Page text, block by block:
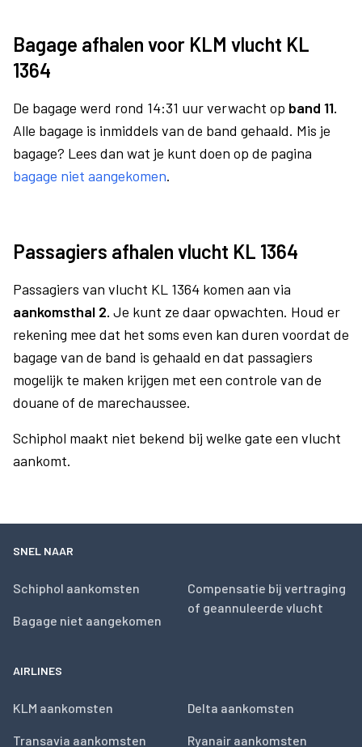
Bagage afhalen voor KLM vlucht KL
1364
De bagage werd rond 14:31 uur verwacht op band 11.
Alle bagage is inmiddels van de band gehaald. Mis je
bagage? Lees dan wat je kunt doen op de pagina
bagage niet aangekomen.
Passagiers afhalen vlucht KL 1364
Passagiers van vlucht KL 1364 komen aan via
aankomsthal 2. Je kunt ze daar opwachten. Houd er
rekening mee dat het soms even kan duren voordat de
bagage van de band is gehaald en dat passagiers
mogelijk te maken krijgen met een controle van de
douane of de marechaussee.
Schiphol maakt niet bekend bij welke gate een vlucht
aankomt.
SNEL NAAR
Schiphol aankomsten
Bagage niet aangekomen
Compensatie bij vertraging
of geannuleerde vlucht
AIRLINES
KLM aankomsten
Transavia aankomsten
Delta aankomsten
Ryanair aankomsten